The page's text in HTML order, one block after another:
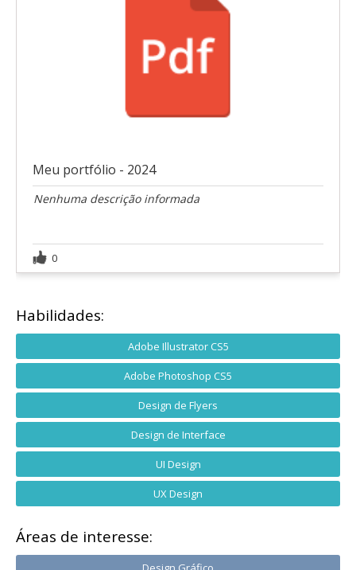
Meu portfólio - 2024
Nenhuma descrição informada
0
Habilidades:
Adobe Illustrator CS5
Adobe Photoshop CS5
Design de Flyers
Design de Interface
UI Design
UX Design
Áreas de interesse: